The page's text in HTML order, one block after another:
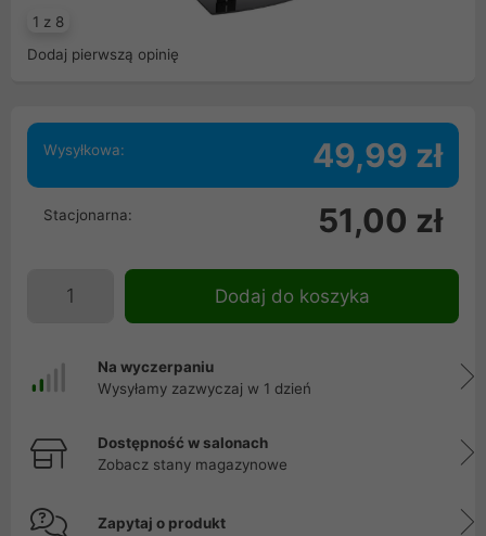
1 z 8
Dodaj pierwszą opinię
Wysyłkowa: 49,99 zł
Stacjonarna: 51,00 zł
Dodaj do koszyka
Na wyczerpaniu
Wysyłamy zazwyczaj w 1 dzień
Dostępność w salonach
Zobacz stany magazynowe
Zapytaj o produkt